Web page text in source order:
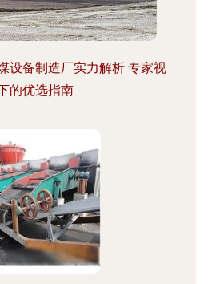
设备制造厂实力解析 专家视
的优选指南